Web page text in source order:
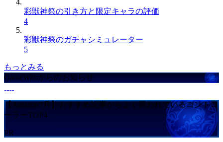
彩獣神祭の引き方と限定キャラの評価
4
彩獣神祭のガチャシミュレーター
5
もっとみる
GameWithからのお知らせ
【Amazon7月】おすすめ記事からよく買われているコントロ
ーラーTOP4
PR